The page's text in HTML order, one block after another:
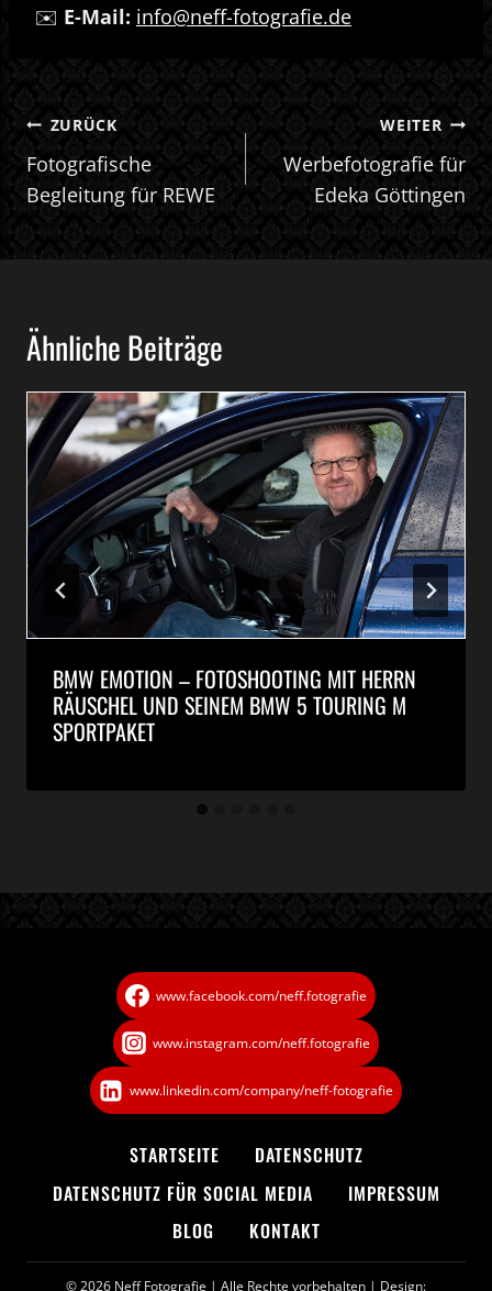
✉️ E-Mail: info@neff-fotografie.de
BEITRAGSNAVIGATION
ZURÜCK
Fotografische
Begleitung für REWE
WEITER
Werbefotografie für
Edeka Göttingen
Ähnliche Beiträge
BMW EMOTION – FOTOSHOOTING MIT HERRN
RÄUSCHEL UND SEINEM BMW 5 TOURING M
SPORTPAKET
www.facebook.com/neff.fotografie
www.instagram.com/neff.fotografie
www.linkedin.com/company/neff-fotografie
STARTSEITE
DATENSCHUTZ­
DATENSCHUTZ FÜR SOCIAL MEDIA
IMPRESSUM
BLOG
KONTAKT
© 2026 Neff Fotografie | Alle Rechte vorbehalten | Design: